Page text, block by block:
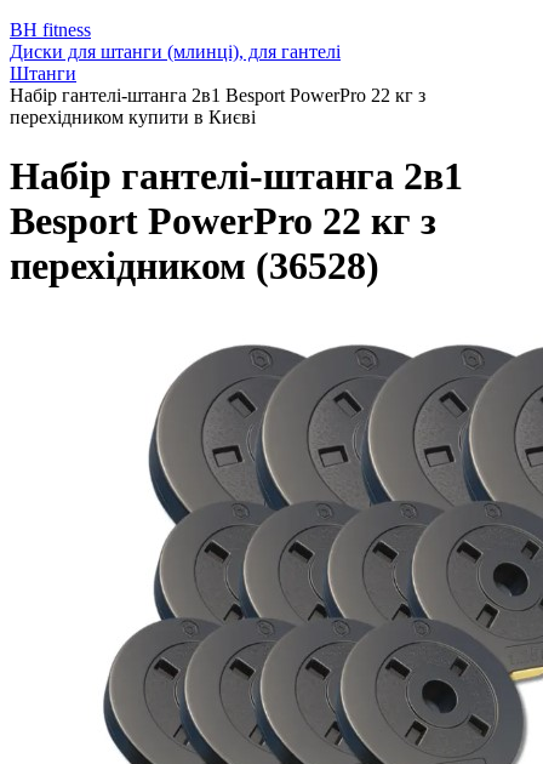
BH fitness
Диски для штанги (млинці), для гантелі
Штанги
Набір гантелі-штанга 2в1 Besport PowerPro 22 кг з
перехідником купити в Києві
Набір гантелі-штанга 2в1
Besport PowerPro 22 кг з
перехідником (36528)